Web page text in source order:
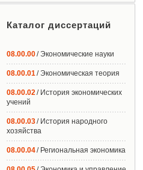
Каталог диссертаций
08.00.00/ Экономические науки
08.00.01/ Экономическая теория
08.00.02/ История экономических
учений
08.00.03/ История народного
хозяйства
08.00.04/ Региональная экономика